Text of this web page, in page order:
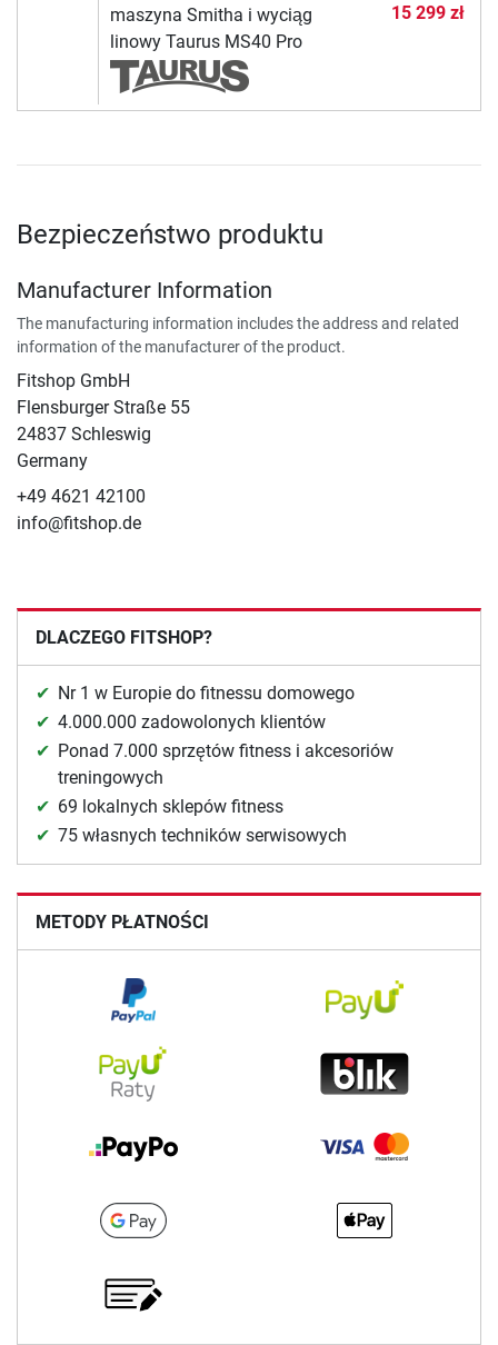
maszyna Smitha i wyciąg
linowy Taurus MS40 Pro
15 299 zł
Bezpieczeństwo produktu
Manufacturer Information
The manufacturing information includes the address and related
information of the manufacturer of the product.
Fitshop GmbH
Flensburger Straße 55
24837 Schleswig
Germany
+49 4621 42100
info@fitshop.de
DLACZEGO FITSHOP?
Nr 1 w Europie do fitnessu domowego
4.000.000 zadowolonych klientów
Ponad 7.000 sprzętów fitness i akcesoriów
treningowych
69 lokalnych sklepów fitness
75 własnych techników serwisowych
METODY PŁATNOŚCI